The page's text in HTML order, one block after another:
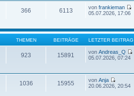
366 6113 vonfrankieman
05.07.2026, 17:06
THEMEN BEITRÄGE LETZTER BEITRAG
923 15891 vonAndreas_Q
05.07.2026, 07:24
1036 15955 vonAnja
20.06.2026, 20:54